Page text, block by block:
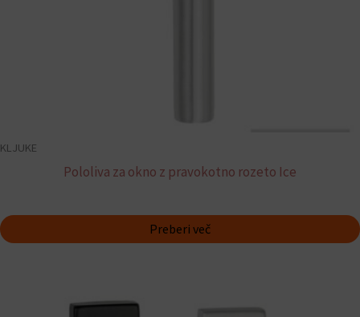
KLJUKE
Pololiva za okno z pravokotno rozeto Ice
Preberi več